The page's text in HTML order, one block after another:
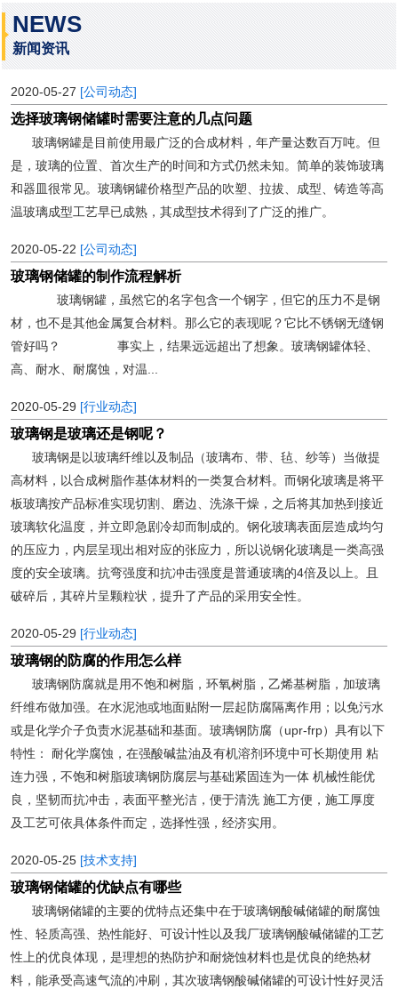
NEWS
新闻资讯
2020-05-27 [公司动态]
选择玻璃钢储罐时需要注意的几点问题
玻璃钢罐是目前使用最广泛的合成材料，年产量达数百万吨。但
是，玻璃的位置、首次生产的时间和方式仍然未知。简单的装饰玻璃
和器皿很常见。玻璃钢罐价格型产品的吹塑、拉拔、成型、铸造等高
温玻璃成型工艺早已成熟，其成型技术得到了广泛的推广。
2020-05-22 [公司动态]
玻璃钢储罐的制作流程解析
玻璃钢罐，虽然它的名字包含一个钢字，但它的压力不是钢
材，也不是其他金属复合材料。那么它的表现呢？它比不锈钢无缝钢
管好吗？ 事实上，结果远远超出了想象。玻璃钢罐体轻、
高、耐水、耐腐蚀，对温...
2020-05-29 [行业动态]
玻璃钢是玻璃还是钢呢？
玻璃钢是以玻璃纤维以及制品（玻璃布、带、毡、纱等）当做提
高材料，以合成树脂作基体材料的一类复合材料。而钢化玻璃是将平
板玻璃按产品标准实现切割、磨边、洗涤干燥，之后将其加热到接近
玻璃软化温度，并立即急剧冷却而制成的。钢化玻璃表面层造成均匀
的压应力，内层呈现出相对应的张应力，所以说钢化玻璃是一类高强
度的安全玻璃。抗弯强度和抗冲击强度是普通玻璃的4倍及以上。且
破碎后，其碎片呈颗粒状，提升了产品的采用安全性。
2020-05-29 [行业动态]
玻璃钢的防腐的作用怎么样
玻璃钢防腐就是用不饱和树脂，环氧树脂，乙烯基树脂，加玻璃
纤维布做加强。在水泥池或地面贴附一层起防腐隔离作用；以免污水
或是化学介子负责水泥基础和基面。玻璃钢防腐（upr-frp）具有以下
特性： 耐化学腐蚀，在强酸碱盐油及有机溶剂环境中可长期使用 粘
连力强，不饱和树脂玻璃钢防腐层与基础紧固连为一体 机械性能优
良，坚韧而抗冲击，表面平整光洁，便于清洗 施工方便，施工厚度
及工艺可依具体条件而定，选择性强，经济实用。
2020-05-25 [技术支持]
玻璃钢储罐的优缺点有哪些
玻璃钢储罐的主要的优特点还集中在于玻璃钢酸碱储罐的耐腐蚀
性、轻质高强、热性能好、可设计性以及我厂玻璃钢酸碱储罐的工艺
性上的优良体现，是理想的热防护和耐烧蚀材料也是优良的绝热材
料，能承受高速气流的冲刷，其次玻璃钢酸碱储罐的可设计性好灵活